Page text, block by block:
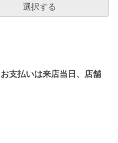
選択する
支払いは来店当日、店舗